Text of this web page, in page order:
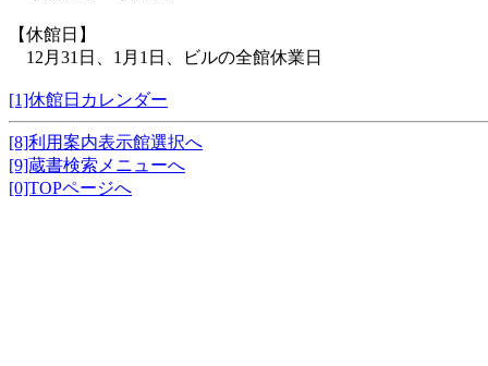
【休館日】
12月31日、1月1日、ビルの全館休業日
[1]休館日カレンダー
[8]利用案内表示館選択へ
[9]蔵書検索メニューへ
[0]TOPページへ